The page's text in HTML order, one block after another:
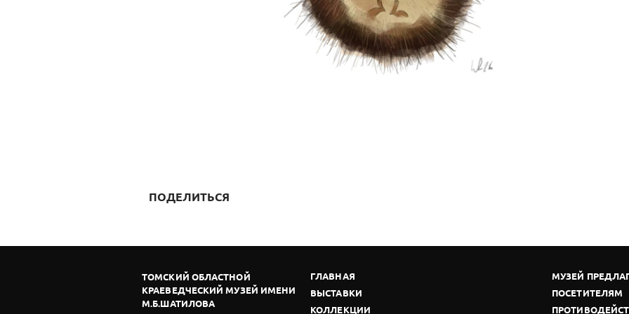
ПОДЕЛИТЬСЯ
ТОМСКИЙ ОБЛАСТНОЙ
КРАЕВЕДЧЕСКИЙ МУЗЕЙ ИМЕНИ
М.Б.ШАТИЛОВА
ГЛАВНАЯ
МУЗЕЙ
ВЫСТАВКИ
ПОСЕТИТЕЛЯМ
КОЛЛЕКЦИИ